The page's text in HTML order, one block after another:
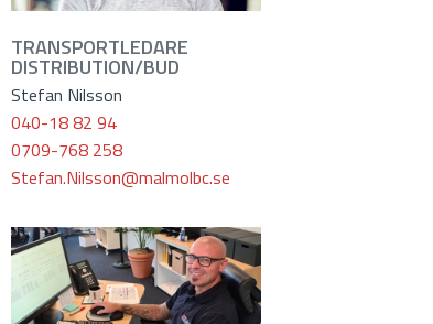
TRANSPORTLEDARE
DISTRIBUTION/BUD
Stefan Nilsson
040-18 82 94
0709-768 258
Stefan.Nilsson@malmolbc.se